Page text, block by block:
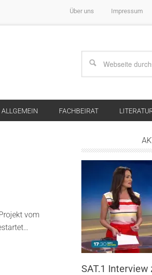
Über uns Impressum
ALLGEMEIN FACHBEIRAT
vom
SAT.1